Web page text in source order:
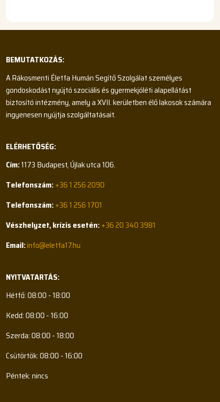
BEMUTATKOZÁS:
A Rákosmenti Életfa Humán Segítő Szolgálat személyes
gondoskodást nyújtó szociális és gyermekjóléti alapellátást
biztosító intézmény, amely a XVII. kerületben élő lakosok számára
ingyenesen nyújtja szolgáltatásait.
ELÉRHETŐSÉG:
Cím:1173 Budapest, Újlak utca 106.
Telefonszám:+36 1 256 2090
Telefonszám:+36 1 256 1701
Vészhelyzet, krízis esetén:+36 20 340 3981
Email:info@eletfa17.hu
NYITVATARTÁS:
Hétfő: 08:00 - 18:00
Kedd: 08:00 - 16:00
Szerda: 08:00 - 18:00
Csütörtök: 08:00 - 16:00
Péntek: nincs